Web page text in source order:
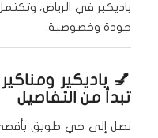
باديكير في الرياض،
جودة وخصوصية.
💅 باديكير
تبدأ من التفاصيل
نصل إلى حي طويق